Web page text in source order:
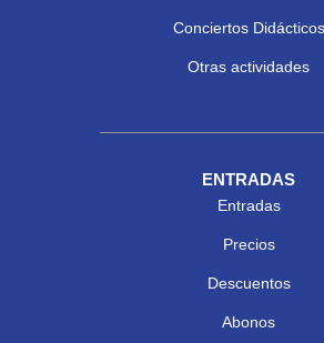
Conciertos Didácticos
Otras actividades
ENTRADAS
Entradas
Precios
Descuentos
Abonos